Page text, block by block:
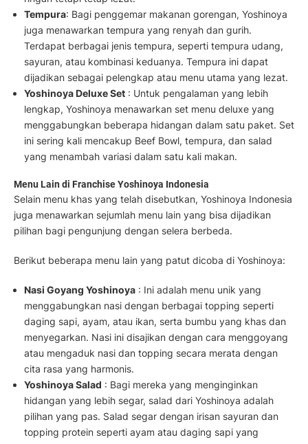
Tempura: Bagi penggemar makanan gorengan, Yoshinoya
juga menawarkan tempura yang renyah dan gurih.
Terdapat berbagai jenis tempura, seperti tempura udang,
sayuran, atau kombinasi keduanya. Tempura ini dapat
dijadikan sebagai pelengkap atau menu utama yang lezat.
Yoshinoya Deluxe Set : Untuk pengalaman yang lebih
lengkap, Yoshinoya menawarkan set menu deluxe yang
menggabungkan beberapa hidangan dalam satu paket. Set
ini sering kali mencakup Beef Bowl, tempura, dan salad
yang menambah variasi dalam satu kali makan.
Menu Lain di Franchise Yoshinoya Indonesia
Selain menu khas yang telah disebutkan, Yoshinoya Indonesia
juga menawarkan sejumlah menu lain yang bisa dijadikan
pilihan bagi pengunjung dengan selera berbeda.
Berikut beberapa menu lain yang patut dicoba di Yoshinoya:
Nasi Goyang Yoshinoya : Ini adalah menu unik yang
menggabungkan nasi dengan berbagai topping seperti
daging sapi, ayam, atau ikan, serta bumbu yang khas dan
menyegarkan. Nasi ini disajikan dengan cara menggoyang
atau mengaduk nasi dan topping secara merata dengan
cita rasa yang harmonis.
Yoshinoya Salad : Bagi mereka yang menginginkan
hidangan yang lebih segar, salad dari Yoshinoya adalah
pilihan yang pas. Salad segar dengan irisan sayuran dan
topping protein seperti ayam atau daging sapi yang